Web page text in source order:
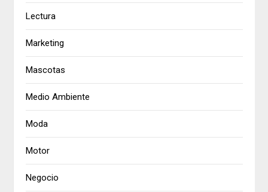
Lectura
Marketing
Mascotas
Medio Ambiente
Moda
Motor
Negocio